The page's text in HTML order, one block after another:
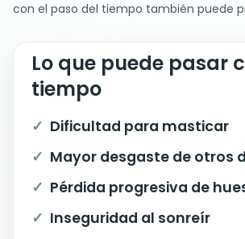
con el paso del tiempo también puede
Lo que puede pasar
tiempo
Dificultad para masticar
Mayor desgaste de otros
Pérdida progresiva de
Inseguridad al sonreír